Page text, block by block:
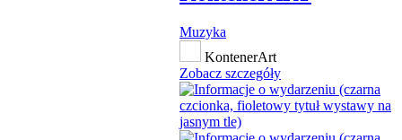
Muzyka
KontenerArt
Zobacz szczegóły